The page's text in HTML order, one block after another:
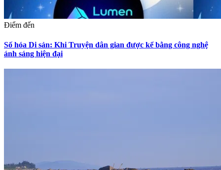
Điểm đến
Số hóa Di sản: Khi Truyện dân gian được kể bằng công nghệ
ánh sáng hiện đại